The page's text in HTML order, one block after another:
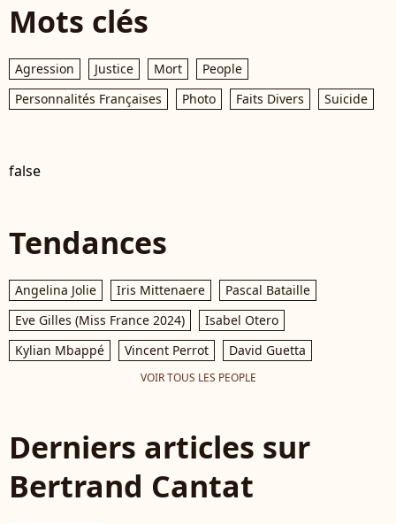
Mots clés
Agression Justice Mort
People
Personnalités Françaises
Photo Faits Divers Suicide
false
Tendances
Angelina Jolie Iris Mittenaere
Pascal Bataille
Eve Gilles (Miss France 2024)
Isabel Otero
Kylian Mbappé
Vincent Perrot David Guetta
VOIR TOUS LES PEOPLE
Derniers articles sur
Bertrand Cantat